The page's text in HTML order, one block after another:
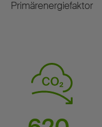
Primärenergiefaktor